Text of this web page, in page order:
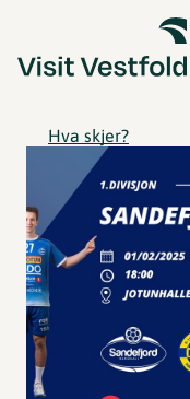
Hva skjer?